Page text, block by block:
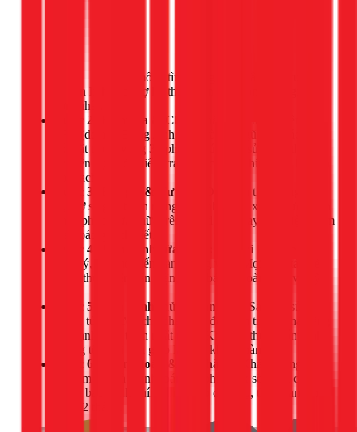
, mô tả tình trạng tủ. Nhân viên tư vấn
sẽ hẹn lịch cho thợ kỹ thuật đến nhà trong thời gian
sớm nhất.
Bước 2: Kiểm tra & Chẩn đoán:
1Fix (do anh Đặng Anh Huy và đội ngũ phụ trách) sẽ
có mặt trong vòng 30 phút. Chúng tôi sử dụng thiết bị
chuyên dụng để kiểm tra và xác định chính xác lỗi trên
bo mạch.
Bước 3: Báo giá & Tư vấn:
Dựa trên tình trạng thực
tế, thợ sẽ giải thích rõ nguyên nhân, đề xuất phương án
khắc phục (sửa chữa trên board hay thay linh kiện) kèm
theo báo giá chi tiết.
Bước 4: Tiến hành sửa chữa:
Chỉ khi khách hàng
đồng ý, thợ mới tiến hành công việc. Mọi thao tác đều
được thực hiện cẩn thận, đảm bảo an toàn điện và kỹ
Bước 5: Vận hành thử & Bàn giao:
Sau khi sửa
xong, tủ sẽ được cho chạy thử để kiểm tra lại khả năng
làm lạnh, chu trình ngắt nghỉ. Khi mọi thứ đã ổn định,
chúng tôi mới bàn giao lại cho khách hàng.
Bước 6: Thanh toán & Bảo hành:
Khách hàng
nghiệm thu và thanh toán chi phí. 1Fix sẽ cung cấp
phiếu bảo hành chính thức cho dịch vụ, thời gian lên
đến 12 tháng.